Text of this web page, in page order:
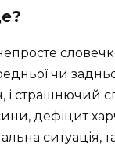
чи
і страшнючий
дефіцит
ситуація,